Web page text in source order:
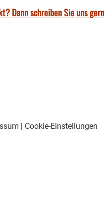
Dann schreiben Sie uns
| Cookie-Einstellungen